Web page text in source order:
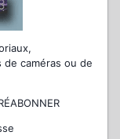
caméras ou de